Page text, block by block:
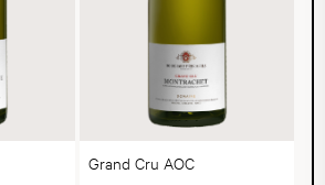
Grand Cru AOC